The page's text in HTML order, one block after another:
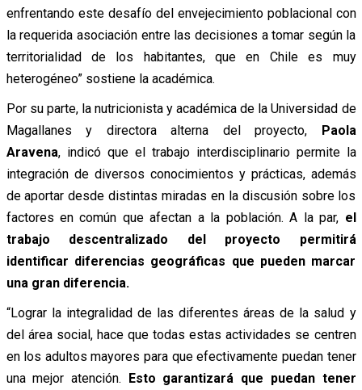
enfrentando este desafío del envejecimiento poblacional con
la requerida asociación entre las decisiones a tomar según la
territorialidad de los habitantes, que en Chile es muy
heterogéneo” sostiene la académica.
Por su parte, la nutricionista y académica de la Universidad de
Magallanes y directora alterna del proyecto, Paola
Aravena, indicó que el trabajo interdisciplinario permite la
integración de diversos conocimientos y prácticas, además
de aportar desde distintas miradas en la discusión sobre los
factores en común que afectan a la población. A la par, el
trabajo descentralizado del proyecto permitirá
identificar diferencias geográficas que pueden marcar
una gran diferencia.
“Lograr la integralidad de las diferentes áreas de la salud y
del área social, hace que todas estas actividades se centren
en los adultos mayores para que efectivamente puedan tener
una mejor atención. Esto garantizará que puedan tener